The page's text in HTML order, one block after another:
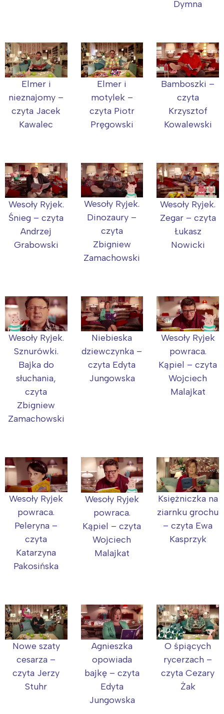
Dymna
Elmer i
nieznajomy –
czyta Jacek
Kawalec
Elmer i
motylek –
czyta Piotr
Pręgowski
Bamboszki –
czyta
Krzysztof
Kowalewski
Wesoły Ryjek.
Śnieg – czyta
Andrzej
Grabowski
Wesoły Ryjek.
Dinozaury –
czyta
Zbigniew
Zamachowski
Wesoły Ryjek.
Zegar – czyta
Łukasz
Nowicki
Wesoły Ryjek.
Sznurówki.
Bajka do
słuchania,
czyta
Zbigniew
Zamachowski
Niebieska
dziewczynka –
czyta Edyta
Jungowska
Wesoły Ryjek
powraca.
Kąpiel – czyta
Wojciech
Malajkat
Wesoły Ryjek
powraca.
Peleryna –
czyta
Katarzyna
Pakosińska
Wesoły Ryjek
powraca.
Kąpiel – czyta
Wojciech
Malajkat
Księżniczka na
ziarnku grochu
– czyta Ewa
Kasprzyk
Nowe szaty
cesarza –
czyta Jerzy
Stuhr
Agnieszka
opowiada
bajkę – czyta
Edyta
Jungowska
O śpiących
rycerzach –
czyta Cezary
Żak